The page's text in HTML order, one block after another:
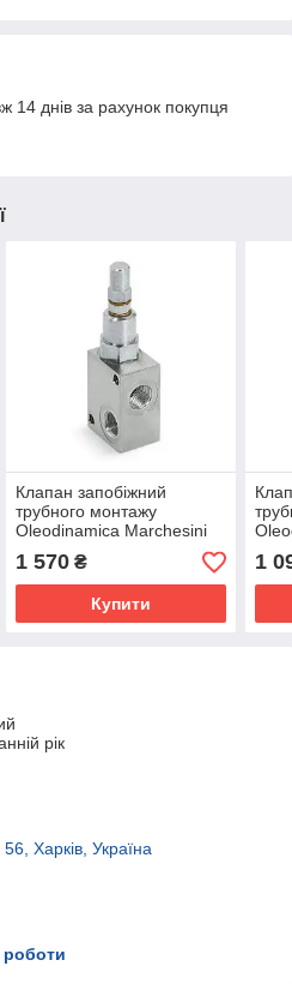
14 днів за рахунок покупця
Клапан запобіжний
трубного монтажу
Oleodinamica Marchesini
VMP 1/2" 10-180 BAR
1 570₴
Купити
1
рік
Харків, Україна
роботи